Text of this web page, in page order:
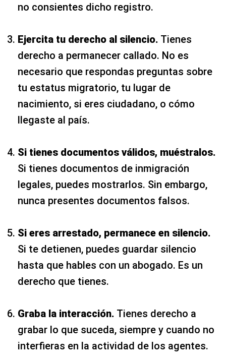
no consientes dicho registro.
Ejercita tu derecho al silencio. Tienes
derecho a permanecer callado. No es
necesario que respondas preguntas sobre
tu estatus migratorio, tu lugar de
nacimiento, si eres ciudadano, o cómo
llegaste al país.
Si tienes documentos válidos, muéstralos.
Si tienes documentos de inmigración
legales, puedes mostrarlos. Sin embargo,
nunca presentes documentos falsos.
Si eres arrestado, permanece en silencio.
Si te detienen, puedes guardar silencio
hasta que hables con un abogado. Es un
derecho que tienes.
Graba la interacción. Tienes derecho a
grabar lo que suceda, siempre y cuando no
interfieras en la actividad de los agentes.